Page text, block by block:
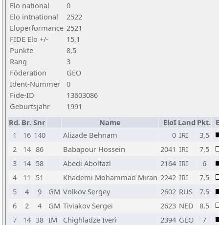
Elo national
0
Elo intnational
2522
Eloperformance 2521
FIDE Elo +/-
15,1
Punkte
8,5
Rang
3
Föderation
GEO
Ident-Nummer
0
Fide-ID
13603086
Geburtsjahr
1991
Rd. Br. Snr Name EloI Land Pkt.
1
16 140 Alizade Behnam 0 IRI
3,5
2
14 86 Babapour Hossein 2041 IRI
7,5
3
14 58 Abedi Abolfazl 2164 IRI
6
4
11 51 Khademi Mohammad Miran 2242 IRI
7,5
5
4 9 GM Volkov Sergey 2602 RUS
7,5
6
2 4 GM Tiviakov Sergei 2623 NED
8,5
7
14 38 IM Chighladze Iveri 2394 GEO
7